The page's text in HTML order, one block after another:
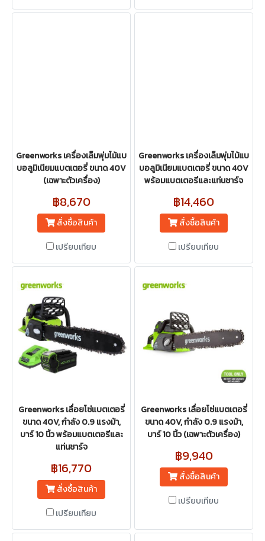
Greenworks เครื่องเล็มพุ่มไม้แบ
บอลูมิเนียมแบตเตอรี่ ขนาด 40V
(เฉพาะตัวเครื่อง)
฿8,670
สั่งซื้อสินค้า
เปรียบเทียบ
Greenworks เครื่องเล็มพุ่มไม้แบ
บอลูมิเนียมแบตเตอรี่ ขนาด 40V
พร้อมแบตเตอรีและแท่นชาร์จ
฿14,460
สั่งซื้อสินค้า
เปรียบเทียบ
Greenworks เลื่อยโซ่แบตเตอรี่
ขนาด 40V, กำลัง 0.9 แรงม้า,
บาร์ 10 นิ้ว พร้อมแบตเตอรีและ
แท่นชาร์จ
฿16,770
สั่งซื้อสินค้า
เปรียบเทียบ
Greenworks เลื่อยโซ่แบตเตอรี่
ขนาด 40V, กำลัง 0.9 แรงม้า,
บาร์ 10 นิ้ว (เฉพาะตัวเครื่อง)
฿9,940
สั่งซื้อสินค้า
เปรียบเทียบ